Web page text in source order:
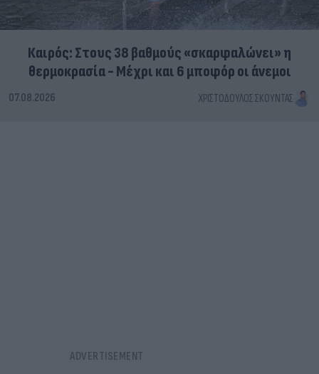
Καιρός: Στους 38 βαθμούς «σκαρφαλώνει» η
θερμοκρασία - Μέχρι και 6 μποφόρ οι άνεμοι
07.08.2026 ΧΡΙΣΤΌΔΟΥΛΟΣ ΣΚΟΎΝΤΑΣ